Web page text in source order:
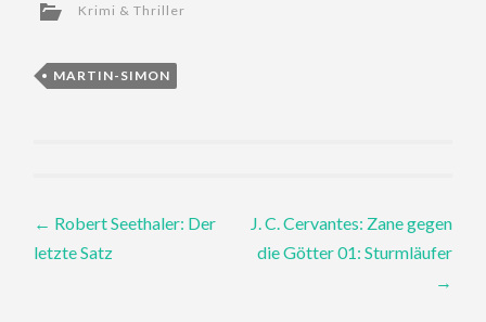
Krimi & Thriller
MARTIN-SIMON
Post
navigation
← Robert Seethaler: Der
letzte Satz
J. C. Cervantes: Zane gegen
die Götter 01: Sturmläufer
→